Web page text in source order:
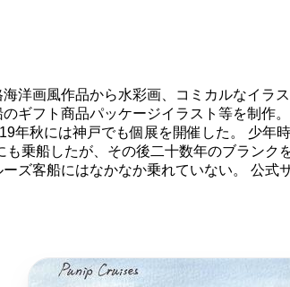
洋画風作品から水彩画、コミカルなイ
ギフト商品パッケージイラスト等を制
年秋には神戸でも個展を開催した。 少
乗船したが、その後二十数年のブラン
ズ客船にはなかなか乗れていない。 公